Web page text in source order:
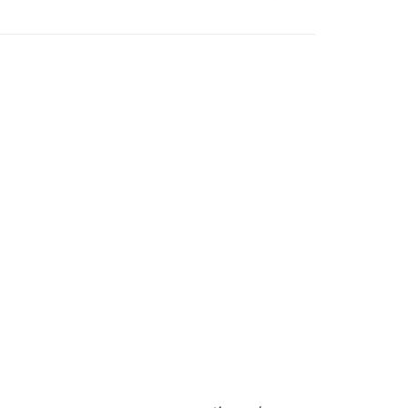
15 minuti, dopo di che regolate di sale e fate
ben sgocciolata e infine le olive verdi
bene le estremità e trasferite in uno stampo
un cucchiaio di latte, quindi mettete in forno
a lievitare in un luogo caldo fino a
partendo dal lato più corto e formate 10-
rivestita con carta da forno e ponete
comunque finchè sono perfettamente cotti sia
il giorno dopo, anche se consiglio di scaldarli